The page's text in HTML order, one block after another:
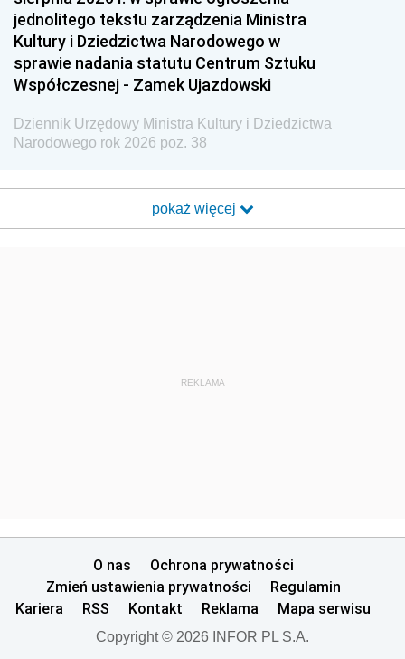
jednolitego tekstu zarządzenia Ministra
Kultury i Dziedzictwa Narodowego w
sprawie nadania statutu Centrum Sztuku
Współczesnej - Zamek Ujazdowski
Dziennik Urzędowy Ministra Kultury i Dziedzictwa
Narodowego rok 2026 poz. 38
pokaż więcej
REKLAMA
O nas
Ochrona prywatności
Zmień ustawienia prywatności
Regulamin
Kariera
RSS Kontakt Reklama Mapa serwisu
Copyright © 2026 INFOR PL S.A.